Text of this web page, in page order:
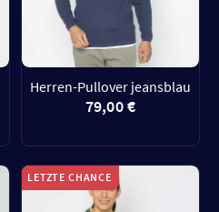
Herren-Pullover jeansblau
79,00 €
LETZTE CHANCE